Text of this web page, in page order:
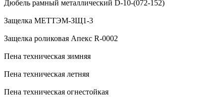
Дюбель рамный металлический D-10-(072-152)
Защелка МЕТТЭМ-ЗЩ1-3
Защелка роликовая Апекс R-0002
Пена техническая зимняя
Пена техническая летняя
Пена техническая огнестойкая